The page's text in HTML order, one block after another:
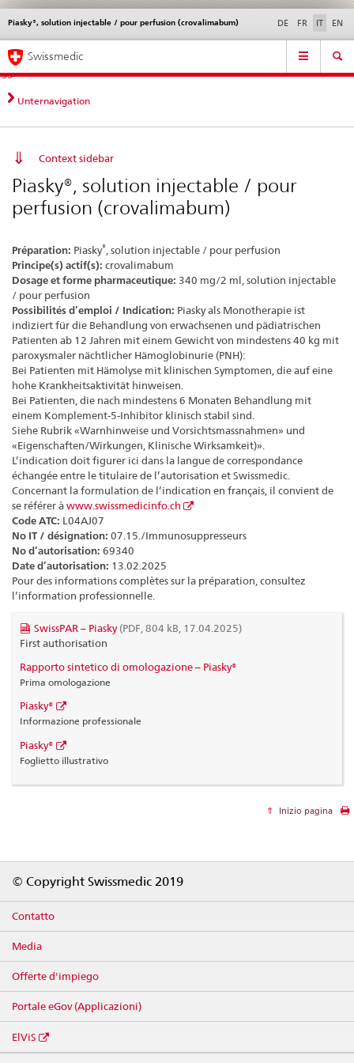
Navigazione
diretta:
novità,
aspetti
contatto
Novità &
norme
Contatto | Supporto &
aiuto
Piasky®, solution injectable / pour perfusion (crovalimabum) DE FR IT EN
Service
Navigation
Swissmedic
Unternavigation
Context sidebar
Piasky®, solution injectable / pour
perfusion (crovalimabum)
Préparation: Piasky® , solution injectable / pour perfusion
Principe(s) actif(s): crovalimabum
Dosage et forme pharmaceutique: 340 mg/2 ml, solution injectable
/ pour perfusion
Possibilités d’emploi / Indication: Piasky als Monotherapie ist
indiziert für die Behandlung von erwachsenen und pädiatrischen
Patienten ab 12 Jahren mit einem Gewicht von mindestens 40 kg mit
paroxysmaler nächtlicher Hämoglobinurie (PNH):
Bei Patienten mit Hämolyse mit klinischen Symptomen, die auf eine
hohe Krankheitsaktivität hinweisen.
Bei Patienten, die nach mindestens 6 Monaten Behandlung mit
einem Komplement-5-Inhibitor klinisch stabil sind.
Siehe Rubrik «Warnhinweise und Vorsichtsmassnahmen» und
«Eigenschaften/Wirkungen, Klinische Wirksamkeit)».
L’indication doit figurer ici dans la langue de correspondance
échangée entre le titulaire de l’autorisation et Swissmedic.
Concernant la formulation de l’indication en français, il convient de
se référer àwww.swissmedicinfo.ch
Code ATC: L04AJ07
No IT / désignation: 07.15./Immunosuppresseurs
No d’autorisation: 69340
Date d’autorisation: 13.02.2025
Pour des informations complètes sur la préparation, consultez
l’information professionnelle.
SwissPAR – Piasky(PDF, 804 kB, 17.04.2025)
First authorisation
Rapporto sintetico di omologazione – Piasky®
Prima omologazione
Piasky®
Informazione professionale
Piasky®
Foglietto illustrativo
Inizio pagina
© Copyright Swissmedic 2019
Contatto
Media
Offerte d'impiego
Portale eGov (Applicazioni)
ElViS